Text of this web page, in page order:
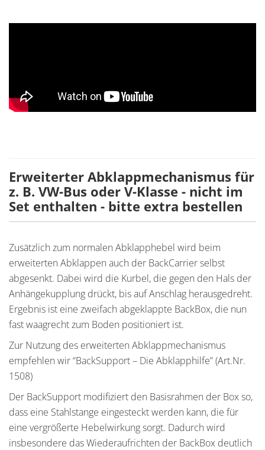
Erweiterter Abklappmechanismus für
z. B. VW-Bus oder V-Klasse - nicht im
Set enthalten - bitte extra bestellen
Zusätzlich zum normalen Abklapphebel wird beim
erweiterten Abklappen auch der BackCarrier selbst
abgesenkt. Dabei wird die Kurbel, die gegen den Hals der
Anhängekupplung drückt, bis auf Anschlag herausgedreht.
Ergebnis ist eine zweifach abgeklappte BackBox, die nun
fast waagrecht zum Boden positioniert ist.
Zur Nutzung des erweiterten Abklappmechanismus
empfehlen wir “BackSupport – Die Abklapphilfe” (Art.Nr.
1508)
Der BackSupport modifiziert den Basisrahmen der Box so,
dass eine Stahlstange eingesteckt werden kann, die für
eine vergrößerte Hebelwirkung sorgt. Dadurch wird
insbesondere das Wiederaufrichten der BackBox deutlich